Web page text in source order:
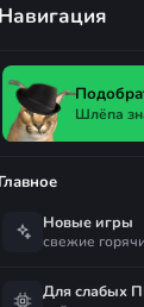
Навигация
Шлёпа
Главное
Новые игры
свежие
Для слабых